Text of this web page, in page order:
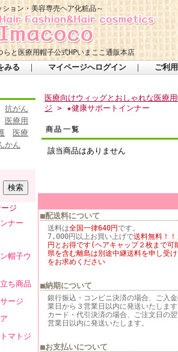
らと医療用帽子公式HPいまここ通販本店
ション・美容専売ヘア化粧品～
みる ｜ マイページへログイン ｜ ご利
抗がん
医療用
医療
かん
ジ
ナー
帽子ウ
ち商品
ージ
マトジ
医療向けウィッグとおしゃれな医療
ジ > ★健康サポートインナー
商品一覧
該当商品はありません
■配送料について
送料は全国一律640円です。
7,000円以上お買い上げで送料無料！
円とお得です(ヘアキャップ２枚まで可
県を含む離島は別途中継送料を申し受
をお求めください
■納期について
銀行振込・コンビニ決済の場合、ご入
業日から３営業日以内に発送いたします
カード・代引決済の場合、ご注文日の
営業日以内に発送いたします。
■お支払いについて